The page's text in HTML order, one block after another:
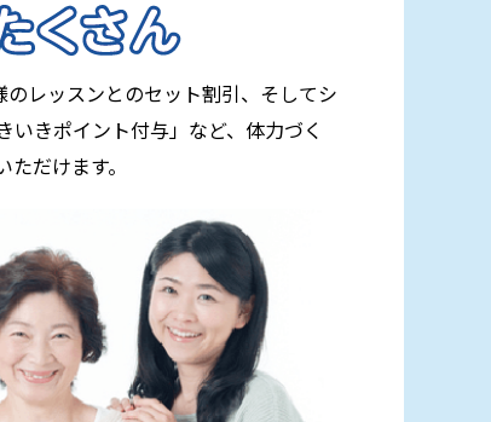
レッスンとのセット割引、そしてシ
いきポイント付与」など、体力づく
だけます。